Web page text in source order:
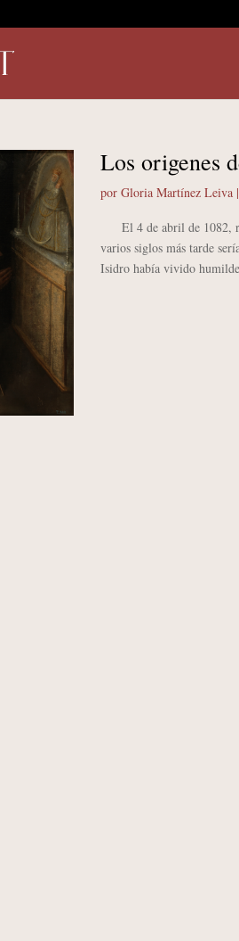
Los origenes
por Gloria Martínez Leiva|
El 4 de abril de 1082,
varios siglos más tarde
Isidro había vivido